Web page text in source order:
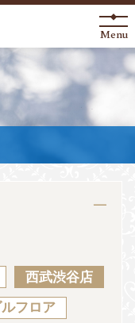
Menu
西武渋谷店
フロア